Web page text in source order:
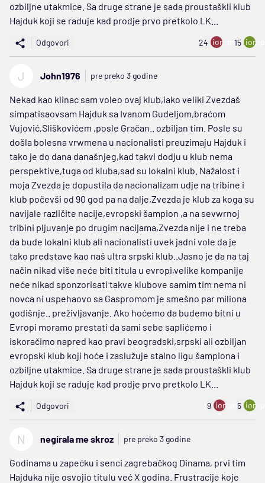
ozbiljne utakmice. Sa druge strane je sada proustaškli klub
Hajduk koji se raduje kad prodje prvo pretkolo LK...
Odgovori 24 ion:minus
15
J John1976 pre preko 3 godine
Nekad kao klinac sam voleo ovaj klub,iako veliki Zvezdaš
simpatisaovsam Hajduk sa Ivanom Gudeljom,braćom
Vujović,Sliškovićem ,posle Gračan.. ozbiljan tim. Posle su
došla bolesna vrwmena u nacionalisti preuzimaju Hajduk i
tako je do dana današnjeg,kad takvi dodju u klub nema
perspektive,tuga od kluba,sad su lokalni klub. Nažalost i
moja Zvezda je dopustila da nacionalizam udje na tribine i
klub počevši od 90 god pa na dalje,Zvezda je klub za koga su
navijale različite nacije,evropski šampion ,a na sevwrnoj
tribini pljuvanje po drugim nacijama,Zvezda nije i ne treba
da bude lokalni klub ali nacionalisti uvek jadni vole da je
tako predstave kao naš ultra srpski klub..Jasno je da na taj
način nikad više neće biti titula u evropi,velike kompanije
neće nikad sponzorisati takve klubove samim tim nema ni
novca ni uspehaovo sa Gaspromom je smešno par miliona
godišnje.. preživljavanje. Ako hoćemo da budemo bitni u
Evropi moramo prestati da sami sebe saplićemo i
iskoračimo napred kao pravi beogradski,srpski ali ozbiljan
evropski klub koji hoće i zaslužuje stalno ligu šampiona i
ozbiljne utakmice. Sa druge strane je sada proustaškli klub
Hajduk koji se raduje kad prodje prvo pretkolo LK...
Odgovori 9 ion:minus
5
N negirala me skroz pre preko 3 godine
Godinama u zapećku i senci zagrebačkog Dinama, prvi tim
Hajduka nije osvojio titulu već X godina. Frustracije koje